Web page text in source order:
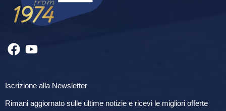
Iscrizione alla Newsletter
Rimani aggiornato sulle ultime notizie e ricevi le migliori offerte